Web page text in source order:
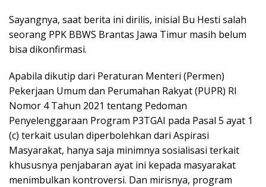
Sayangnya, saat berita ini dirilis, inisial Bu Hesti salah
seorang PPK BBWS Brantas Jawa Timur masih belum
bisa dikonfirmasi.
Apabila dikutip dari Peraturan Menteri (Permen)
Pekerjaan Umum dan Perumahan Rakyat (PUPR) RI
Nomor 4 Tahun 2021 tentang Pedoman
Penyelenggaraan Program P3TGAI pada Pasal 5 ayat 1
(c) terkait usulan diperbolehkan dari Aspirasi
Masyarakat, hanya saja minimnya sosialisasi terkait
khususnya penjabaran ayat ini kepada masyarakat
menimbulkan kontroversi. Dan mirisnya, program